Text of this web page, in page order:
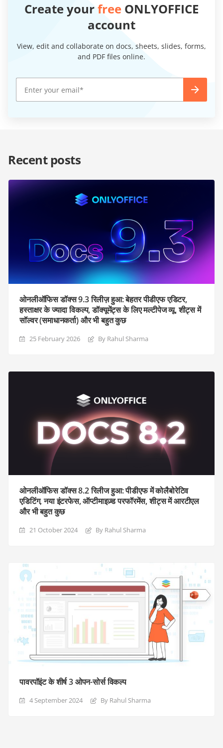
Create yourfree ONLYOFFICE
account
View, edit and collaborate on docs, sheets, slides, forms,
and PDF files online.
Recent posts
ओनलीऑफिस डॉक्स 9.3 रिलीज़ हुआ: बेहतर पीडीएफ एडिटर,
हस्ताक्षर के ज्यादा विकल्प, डॉक्यूमेंट्स के लिए मल्टीपेज व्यू, शीट्स में
सॉल्वर (समाधानकर्ता) और भी बहुत कुछ
25 February 2026 By Rahul Sharma
ओनलीऑफिस डॉक्स 8.2 रिलीज हुआ: पीडीएफ में कोलैबोरेटिव
एडिटिंग, नया इंटरफेस, ऑप्टीमाइज़्ड परफॉरमेंस, शीट्स में आरटीएल
और भी बहुत कुछ
21 October 2024 By Rahul Sharma
पावरपॉइंट के शीर्ष 3 ओपन-सोर्स विकल्प
4 September 2024 By Rahul Sharma